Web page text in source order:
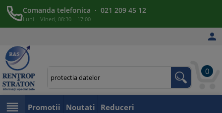
Comanda telefonica · 021 209 45 12
Luni – Vineri, 08:30 – 17:00

0
 Promotii Noutati Reduceri